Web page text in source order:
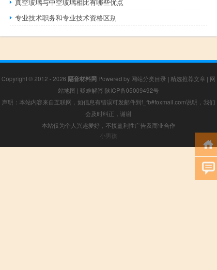
真空玻璃与中空玻璃相比有哪些优点
专业技术职务和专业技术资格区别
Copyright © 2012 - 2026 隔音材料网 Powered by 网站分类目录 | 精选推荐文章 | 网
站地图 | 疑难解答 陕ICP备05009492号
声明：本站内容来自互联网，如信息有错误可发邮件到f_fb#foxmail.com说明，我们
会及时纠正，谢谢
本站仅为个人兴趣爱好，不接盈利性广告及商业合作
小男孩